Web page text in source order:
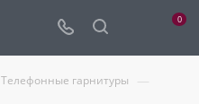
0
Телефонные гарнитуры —